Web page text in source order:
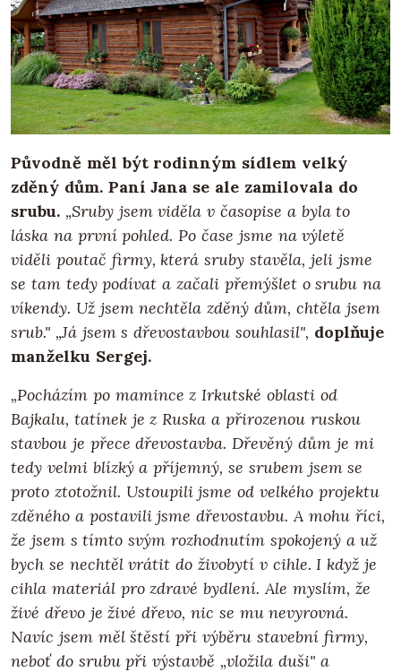
Původně měl být rodinným sídlem velký
zděný dům. Paní Jana se ale zamilovala do
srubu. „Sruby jsem viděla v časopise a byla to
láska na první pohled. Po čase jsme na výletě
viděli poutač firmy, která sruby stavěla, jeli jsme
se tam tedy podívat a začali přemýšlet o srubu na
víkendy. Už jsem nechtěla zděný dům, chtěla jsem
srub." „Já jsem s dřevostavbou souhlasil", doplňuje
manželku Sergej.
„Pocházím po mamince z Irkutské oblasti od
Bajkalu, tatínek je z Ruska a přirozenou ruskou
stavbou je přece dřevostavba. Dřevěný dům je mi
tedy velmi blízký a příjemný, se srubem jsem se
proto ztotožnil. Ustoupili jsme od velkého projektu
zděného a postavili jsme dřevostavbu. A mohu říci,
že jsem s tímto svým rozhodnutím spokojený a už
bych se nechtěl vrátit do živobytí v cihle. I když je
cihla materiál pro zdravé bydlení. Ale myslím, že
živé dřevo je živé dřevo, nic se mu nevyrovná.
Navíc jsem měl štěstí při výběru stavební firmy,
neboť do srubu při výstavbě „vložila duši" a